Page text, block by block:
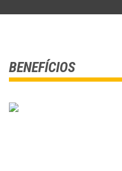
BENEFÍCIOS